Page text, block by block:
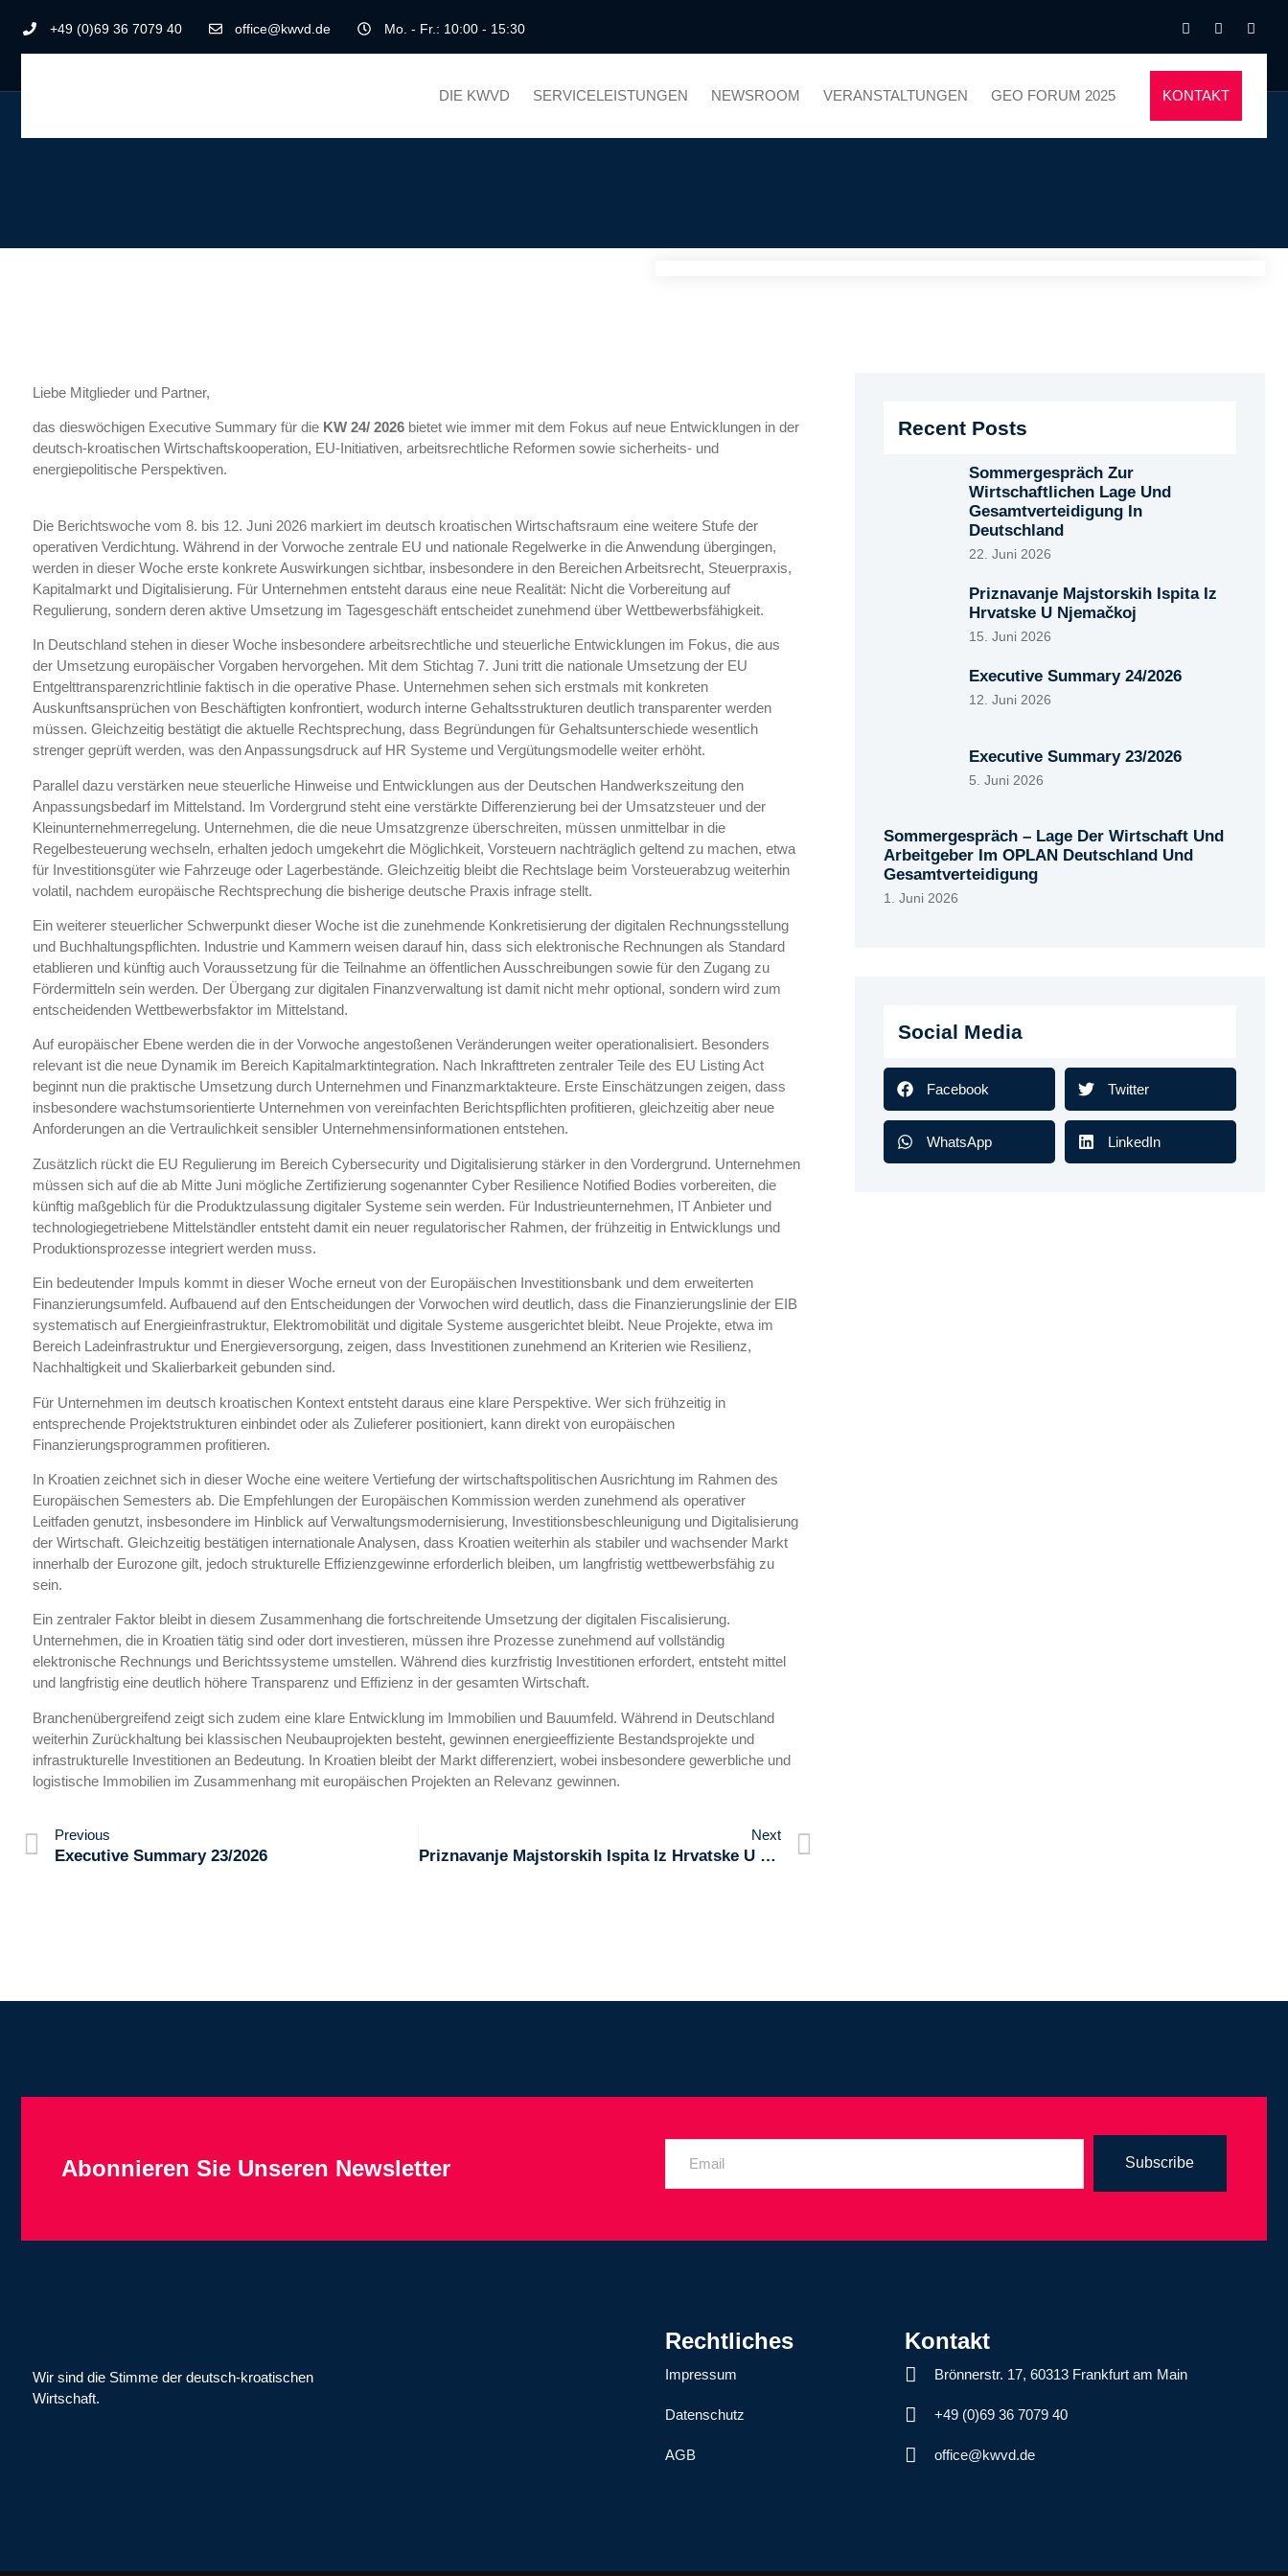
+49 (0)69 36 7079 40 office@kwvd.de Mo. - Fr.: 10:00 - 15:30
DIE KWVD SERVICELEISTUNGEN NEWSROOM VERANSTALTUNGEN GEO FORUM 2025 KONTAKT
Liebe Mitglieder und Partner,
das dieswöchigen Executive Summary für die KW 24/ 2026 bietet wie immer mit dem Fokus auf neue Entwicklungen in der
deutsch-kroatischen Wirtschaftskooperation, EU-Initiativen, arbeitsrechtliche Reformen sowie sicherheits- und
energiepolitische Perspektiven.
Die Berichtswoche vom 8. bis 12. Juni 2026 markiert im deutsch kroatischen Wirtschaftsraum eine weitere Stufe der
operativen Verdichtung. Während in der Vorwoche zentrale EU und nationale Regelwerke in die Anwendung übergingen,
werden in dieser Woche erste konkrete Auswirkungen sichtbar, insbesondere in den Bereichen Arbeitsrecht, Steuerpraxis,
Kapitalmarkt und Digitalisierung. Für Unternehmen entsteht daraus eine neue Realität: Nicht die Vorbereitung auf
Regulierung, sondern deren aktive Umsetzung im Tagesgeschäft entscheidet zunehmend über Wettbewerbsfähigkeit.
In Deutschland stehen in dieser Woche insbesondere arbeitsrechtliche und steuerliche Entwicklungen im Fokus, die aus
der Umsetzung europäischer Vorgaben hervorgehen. Mit dem Stichtag 7. Juni tritt die nationale Umsetzung der EU
Entgelttransparenzrichtlinie faktisch in die operative Phase. Unternehmen sehen sich erstmals mit konkreten
Auskunftsansprüchen von Beschäftigten konfrontiert, wodurch interne Gehaltsstrukturen deutlich transparenter werden
müssen. Gleichzeitig bestätigt die aktuelle Rechtsprechung, dass Begründungen für Gehaltsunterschiede wesentlich
strenger geprüft werden, was den Anpassungsdruck auf HR Systeme und Vergütungsmodelle weiter erhöht.
Parallel dazu verstärken neue steuerliche Hinweise und Entwicklungen aus der Deutschen Handwerkszeitung den
Anpassungsbedarf im Mittelstand. Im Vordergrund steht eine verstärkte Differenzierung bei der Umsatzsteuer und der
Kleinunternehmerregelung. Unternehmen, die die neue Umsatzgrenze überschreiten, müssen unmittelbar in die
Regelbesteuerung wechseln, erhalten jedoch umgekehrt die Möglichkeit, Vorsteuern nachträglich geltend zu machen, etwa
für Investitionsgüter wie Fahrzeuge oder Lagerbestände. Gleichzeitig bleibt die Rechtslage beim Vorsteuerabzug weiterhin
volatil, nachdem europäische Rechtsprechung die bisherige deutsche Praxis infrage stellt.
Ein weiterer steuerlicher Schwerpunkt dieser Woche ist die zunehmende Konkretisierung der digitalen Rechnungsstellung
und Buchhaltungspflichten. Industrie und Kammern weisen darauf hin, dass sich elektronische Rechnungen als Standard
etablieren und künftig auch Voraussetzung für die Teilnahme an öffentlichen Ausschreibungen sowie für den Zugang zu
Fördermitteln sein werden. Der Übergang zur digitalen Finanzverwaltung ist damit nicht mehr optional, sondern wird zum
entscheidenden Wettbewerbsfaktor im Mittelstand.
Auf europäischer Ebene werden die in der Vorwoche angestoßenen Veränderungen weiter operationalisiert. Besonders
relevant ist die neue Dynamik im Bereich Kapitalmarktintegration. Nach Inkrafttreten zentraler Teile des EU Listing Act
beginnt nun die praktische Umsetzung durch Unternehmen und Finanzmarktakteure. Erste Einschätzungen zeigen, dass
insbesondere wachstumsorientierte Unternehmen von vereinfachten Berichtspflichten profitieren, gleichzeitig aber neue
Anforderungen an die Vertraulichkeit sensibler Unternehmensinformationen entstehen.
Zusätzlich rückt die EU Regulierung im Bereich Cybersecurity und Digitalisierung stärker in den Vordergrund. Unternehmen
müssen sich auf die ab Mitte Juni mögliche Zertifizierung sogenannter Cyber Resilience Notified Bodies vorbereiten, die
künftig maßgeblich für die Produktzulassung digitaler Systeme sein werden. Für Industrieunternehmen, IT Anbieter und
technologiegetriebene Mittelständler entsteht damit ein neuer regulatorischer Rahmen, der frühzeitig in Entwicklungs und
Produktionsprozesse integriert werden muss.
Ein bedeutender Impuls kommt in dieser Woche erneut von der Europäischen Investitionsbank und dem erweiterten
Finanzierungsumfeld. Aufbauend auf den Entscheidungen der Vorwochen wird deutlich, dass die Finanzierungslinie der EIB
systematisch auf Energieinfrastruktur, Elektromobilität und digitale Systeme ausgerichtet bleibt. Neue Projekte, etwa im
Bereich Ladeinfrastruktur und Energieversorgung, zeigen, dass Investitionen zunehmend an Kriterien wie Resilienz,
Nachhaltigkeit und Skalierbarkeit gebunden sind.
Für Unternehmen im deutsch kroatischen Kontext entsteht daraus eine klare Perspektive. Wer sich frühzeitig in
entsprechende Projektstrukturen einbindet oder als Zulieferer positioniert, kann direkt von europäischen
Finanzierungsprogrammen profitieren.
In Kroatien zeichnet sich in dieser Woche eine weitere Vertiefung der wirtschaftspolitischen Ausrichtung im Rahmen des
Europäischen Semesters ab. Die Empfehlungen der Europäischen Kommission werden zunehmend als operativer
Leitfaden genutzt, insbesondere im Hinblick auf Verwaltungsmodernisierung, Investitionsbeschleunigung und Digitalisierung
der Wirtschaft. Gleichzeitig bestätigen internationale Analysen, dass Kroatien weiterhin als stabiler und wachsender Markt
innerhalb der Eurozone gilt, jedoch strukturelle Effizienzgewinne erforderlich bleiben, um langfristig wettbewerbsfähig zu
sein.
Ein zentraler Faktor bleibt in diesem Zusammenhang die fortschreitende Umsetzung der digitalen Fiscalisierung.
Unternehmen, die in Kroatien tätig sind oder dort investieren, müssen ihre Prozesse zunehmend auf vollständig
elektronische Rechnungs und Berichtssysteme umstellen. Während dies kurzfristig Investitionen erfordert, entsteht mittel
und langfristig eine deutlich höhere Transparenz und Effizienz in der gesamten Wirtschaft.
Branchenübergreifend zeigt sich zudem eine klare Entwicklung im Immobilien und Bauumfeld. Während in Deutschland
weiterhin Zurückhaltung bei klassischen Neubauprojekten besteht, gewinnen energieeffiziente Bestandsprojekte und
infrastrukturelle Investitionen an Bedeutung. In Kroatien bleibt der Markt differenziert, wobei insbesondere gewerbliche und
logistische Immobilien im Zusammenhang mit europäischen Projekten an Relevanz gewinnen.
Previous
Executive Summary 23/2026
Next
Priznavanje Majstorskih Ispita Iz Hrvatske U Njemačkoj
Recent Posts
Sommergespräch Zur
Wirtschaftlichen Lage Und
Gesamtverteidigung In
Deutschland
22. Juni 2026
Priznavanje Majstorskih Ispita Iz
Hrvatske U Njemačkoj
15. Juni 2026
Executive Summary 24/2026
12. Juni 2026
Executive Summary 23/2026
5. Juni 2026
Sommergespräch – Lage Der Wirtschaft Und
Arbeitgeber Im OPLAN Deutschland Und
Gesamtverteidigung
1. Juni 2026
Social Media
Facebook Twitter
WhatsApp LinkedIn
Abonnieren Sie Unseren Newsletter Subscribe
Wir sind die Stimme der deutsch-kroatischen
Wirtschaft.
Rechtliches
Impressum
Datenschutz
AGB
Kontakt
Brönnerstr. 17, 60313 Frankfurt am Main
+49 (0)69 36 7079 40
office@kwvd.de